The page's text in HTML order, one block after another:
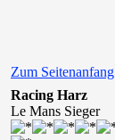
Zum Seitenanfang
Racing Harz
Le Mans Sieger